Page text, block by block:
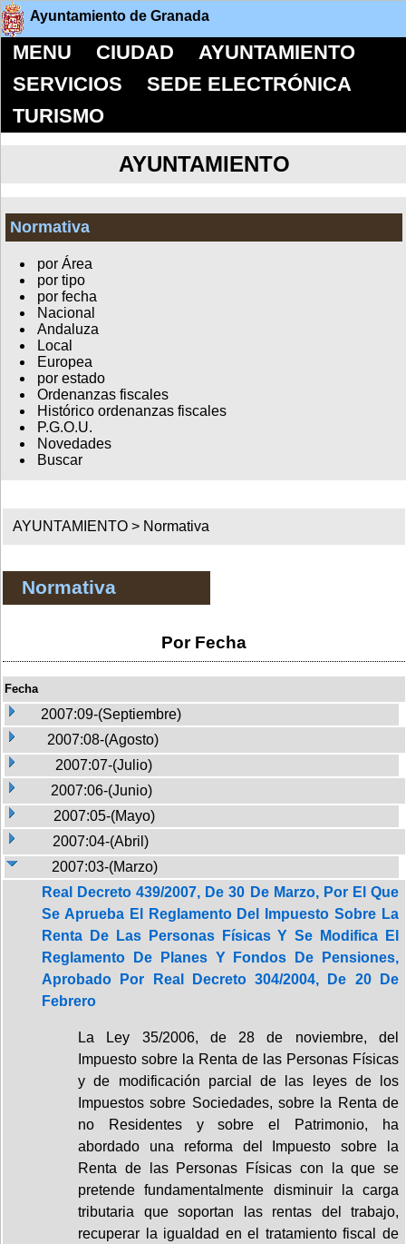
Ayuntamiento de Granada
MENU CIUDAD
AYUNTAMIENTO
SERVICIOS
SEDE ELECTRÓNICA
TURISMO
AYUNTAMIENTO
Normativa
por Área
por tipo
por fecha
Nacional
Andaluza
Local
Europea
por estado
Ordenanzas fiscales
Histórico ordenanzas fiscales
P.G.O.U.
Novedades
Buscar
AYUNTAMIENTO > Normativa
Normativa
Por Fecha
Fecha
2007:09-(Septiembre)
2007:08-(Agosto)
2007:07-(Julio)
2007:06-(Junio)
2007:05-(Mayo)
2007:04-(Abril)
2007:03-(Marzo)
Real Decreto 439/2007, De 30 De Marzo, Por El Que
Se Aprueba El Reglamento Del Impuesto Sobre La
Renta De Las Personas Físicas Y Se Modifica El
Reglamento De Planes Y Fondos De Pensiones,
Aprobado Por Real Decreto 304/2004, De 20 De
Febrero
La Ley 35/2006, de 28 de noviembre, del
Impuesto sobre la Renta de las Personas Físicas
y de modificación parcial de las leyes de los
Impuestos sobre Sociedades, sobre la Renta de
no Residentes y sobre el Patrimonio, ha
abordado una reforma del Impuesto sobre la
Renta de las Personas Físicas con la que se
pretende fundamentalmente disminuir la carga
tributaria que soportan las rentas del trabajo,
recuperar la igualdad en el tratamiento fiscal de